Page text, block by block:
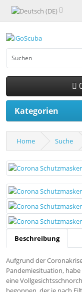
Kategorien
Home Suche
Beschreibung
Aufgrund der
Pandemiesituation,
eine